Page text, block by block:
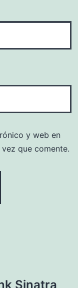
y web en
que comente.
Sinatra